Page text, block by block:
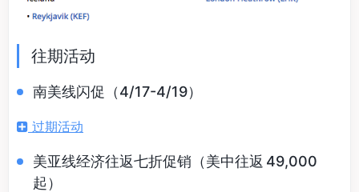
往期活动
南美线闪促（4/17-4/19）
过期活动
美亚线经济往返七折促销（美中往返 49,000
起）